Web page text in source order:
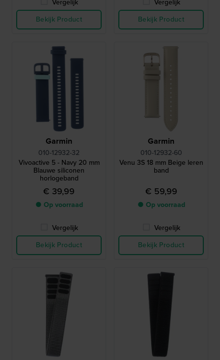
Vergelijk
Bekijk Product
Vergelijk
Bekijk Product
Garmin
010-12932-32
Vivoactive 5 - Navy 20 mm
Blauwe siliconen
horlogeband
€ 39,99
● Op voorraad
Vergelijk
Bekijk Product
Garmin
010-12932-60
Venu 3S 18 mm Beige leren
band
€ 59,99
● Op voorraad
Vergelijk
Bekijk Product